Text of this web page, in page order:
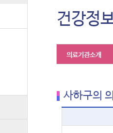
건강정
의료기관소개
사하구의